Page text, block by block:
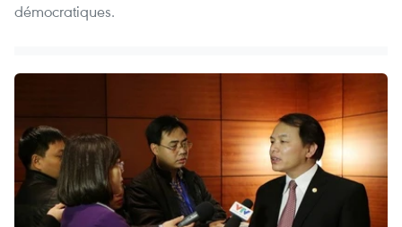
démocratiques.